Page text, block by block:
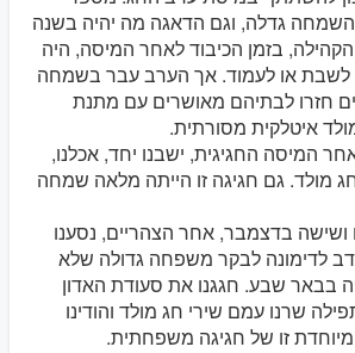
גדלה, וגם הדאגה מה יהיה בשנה
בזמן הכיבוד לאחר המיסה, היה
לשבת או לעמוד. אך הערב עבר בשמחה
חזרו לבתיהם מאושרים עם מתנת
איטלקית מסורתית.
המיסה החגיגית, ישבנו יחד, אכלנו,
חג מולד. גם חגיגה זו הייתה מלאה שמחה
ושישה בדצמבר, אחר הצהריים, נסענו
לדימונה לבקר משפחה גדולה שלא
בבאר שבע. חגגנו את סעודת האדון
שרנו עמם שירי חג מולד והודינו
מיוחדת זו של חגיגה משפחתית.